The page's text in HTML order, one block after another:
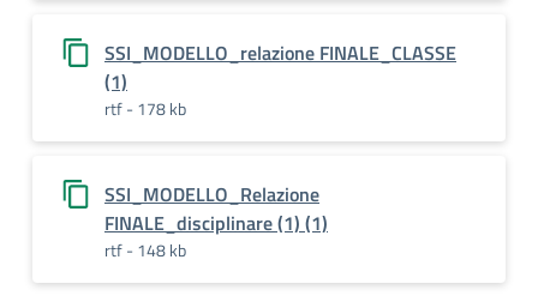
SSI_MODELLO_relazione FINALE_CLASSE
(1)
rtf - 178 kb
SSI_MODELLO_Relazione
FINALE_disciplinare (1) (1)
rtf - 148 kb